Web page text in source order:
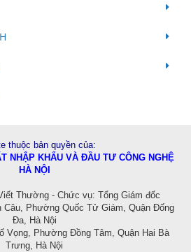
thuộc bản quyền của:
NHẬP KHẨU VÀ ĐẦU TƯ CÔNG NGHỆ
HÀ NỘI
Thường - Chức vụ: Tổng Giám đốc
Phường Quốc Tử Giám, Quận Đống
Đa, Hà Nội
Vọng, Phường Đồng Tâm, Quận Hai Bà
Trưng, Hà Nội